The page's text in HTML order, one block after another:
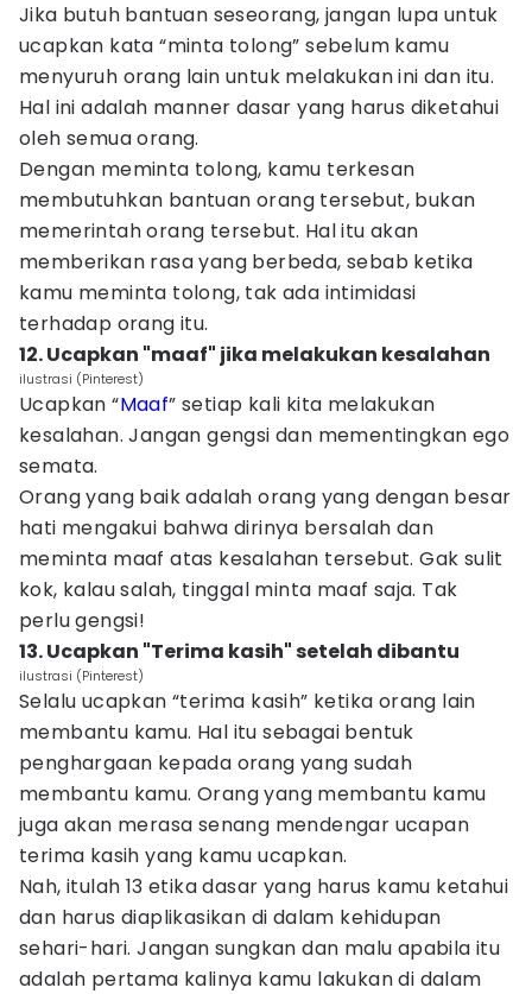
Jika butuh bantuan seseorang, jangan lupa untuk
ucapkan kata “minta tolong” sebelum kamu
menyuruh orang lain untuk melakukan ini dan itu.
Hal ini adalah manner dasar yang harus diketahui
oleh semua orang.
Dengan meminta tolong, kamu terkesan
membutuhkan bantuan orang tersebut, bukan
memerintah orang tersebut. Hal itu akan
memberikan rasa yang berbeda, sebab ketika
kamu meminta tolong, tak ada intimidasi
terhadap orang itu.
12. Ucapkan "maaf" jika melakukan kesalahan
ilustrasi (Pinterest)
Ucapkan “Maaf” setiap kali kita melakukan
kesalahan. Jangan gengsi dan mementingkan ego
semata.
Orang yang baik adalah orang yang dengan besar
hati mengakui bahwa dirinya bersalah dan
meminta maaf atas kesalahan tersebut. Gak sulit
kok, kalau salah, tinggal minta maaf saja. Tak
perlu gengsi!
13. Ucapkan "Terima kasih" setelah dibantu
ilustrasi (Pinterest)
Selalu ucapkan “terima kasih” ketika orang lain
membantu kamu. Hal itu sebagai bentuk
penghargaan kepada orang yang sudah
membantu kamu. Orang yang membantu kamu
juga akan merasa senang mendengar ucapan
terima kasih yang kamu ucapkan.
Nah, itulah 13 etika dasar yang harus kamu ketahui
dan harus diaplikasikan di dalam kehidupan
sehari-hari. Jangan sungkan dan malu apabila itu
adalah pertama kalinya kamu lakukan di dalam